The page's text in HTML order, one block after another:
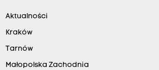
Aktualności
Kraków
Tarnów
Małopolska Zachodnia